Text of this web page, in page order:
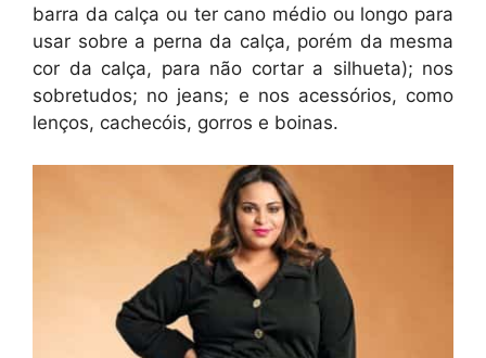
barra da calça ou ter cano médio ou longo para
usar sobre a perna da calça, porém da mesma
cor da calça, para não cortar a silhueta); nos
sobretudos; no jeans; e nos acessórios, como
lenços, cachecóis, gorros e boinas.